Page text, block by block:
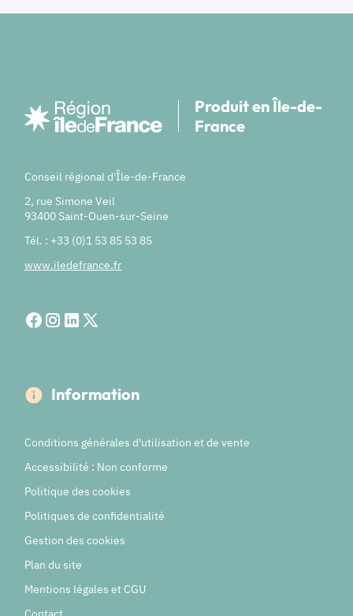
Produit en Île-de-
France
Conseil régional d'Île-de-France
2, rue Simone Veil
93400 Saint-Ouen-sur-Seine
Tél. : +33 (0)1 53 85 53 85
www.iledefrance.fr
Information
Conditions générales d'utilisation et de vente
Accessibilité : Non conforme
Politique des cookies
Politiques de confidentialité
Gestion des cookies
Plan du site
Mentions légales et CGU